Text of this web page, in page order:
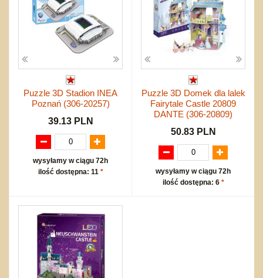
Puzzle 3D Stadion INEA
Poznań (306-20257)
39.13 PLN
wysyłamy w ciągu 72h
ilość dostępna: 11 *
Puzzle 3D Domek dla lalek
Fairytale Castle 20809
DANTE (306-20809)
50.83 PLN
wysyłamy w ciągu 72h
ilość dostępna: 6 *